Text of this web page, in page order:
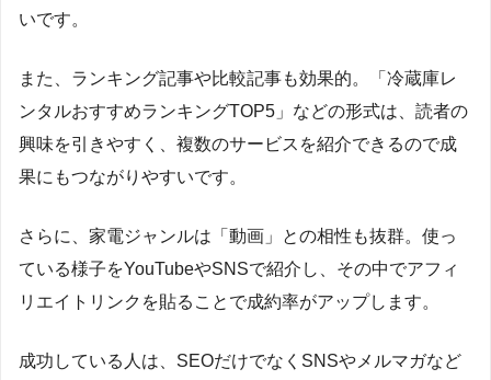
いです。
また、ランキング記事や比較記事も効果的。「冷蔵庫レ
ンタルおすすめランキングTOP5」などの形式は、読者の
興味を引きやすく、複数のサービスを紹介できるので成
果にもつながりやすいです。
さらに、家電ジャンルは「動画」との相性も抜群。使っ
ている様子をYouTubeやSNSで紹介し、その中でアフィ
リエイトリンクを貼ることで成約率がアップします。
成功している人は、SEOだけでなくSNSやメルマガなど